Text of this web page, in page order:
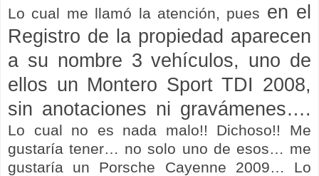
Lo cual me llamó la atención, pues en el
Registro de la propiedad aparecen
a su nombre 3 vehículos, uno de
ellos un Montero Sport TDI 2008,
sin anotaciones ni gravámenes….
Lo cual no es nada malo!! Dichoso!! Me
gustaría tener… no solo uno de esos… me
gustaría un Porsche Cayenne 2009… Lo